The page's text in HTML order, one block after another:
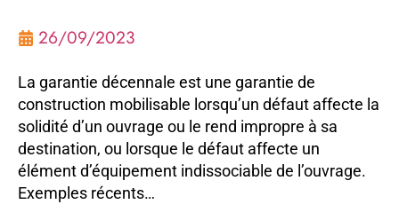
26/09/2023
La garantie décennale est une garantie de
construction mobilisable lorsqu’un défaut affecte la
solidité d’un ouvrage ou le rend impropre à sa
destination, ou lorsque le défaut affecte un
élément d’équipement indissociable de l’ouvrage.
Exemples récents…